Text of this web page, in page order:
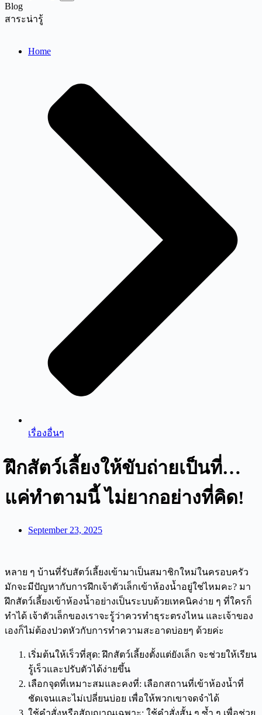
Blog
สาระน่ารู้
Home
เรื่องอื่นๆ
ฝึกสัตว์เลี้ยงให้ขับถ่ายเป็นที่…
แค่ทำตามนี้ ไม่ยากอย่างที่คิด!
September 23, 2025
หลาย ๆ บ้านที่รับสัตว์เลี้ยงเข้ามาเป็นสมาชิกใหม่ในครอบครัว
มักจะมีปัญหากับการฝึกเจ้าตัวเล็กเข้าห้องน้ำอยู่ใช่ไหมคะ? มา
ฝึกสัตว์เลี้ยงเข้าห้องน้ำอย่างเป็นระบบด้วยเทคนิคง่าย ๆ ที่ใครก็
ทำได้ เจ้าตัวเล็กของเราจะรู้ว่าควรทำธุระตรงไหน และเจ้าของ
เองก็ไม่ต้องปวดหัวกับการทำความสะอาดบ่อยๆ ด้วยค่ะ
เริ่มต้นให้เร็วที่สุด: ฝึกสัตว์เลี้ยงตั้งแต่ยังเล็ก จะช่วยให้เรียน
รู้เร็วและปรับตัวได้ง่ายขึ้น
เลือกจุดที่เหมาะสมและคงที่: เลือกสถานที่เข้าห้องน้ำที่
ชัดเจนและไม่เปลี่ยนบ่อย เพื่อให้พวกเขาจดจำได้
ใช้คำสั่งหรือสัญญาณเฉพาะ: ใช้คำสั่งสั้น ๆ ซ้ำ ๆ เพื่อช่วย